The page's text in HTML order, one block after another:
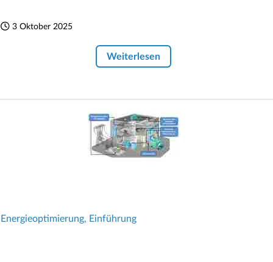
3 Oktober 2025
Weiterlesen
Energieoptimierung, Einführung